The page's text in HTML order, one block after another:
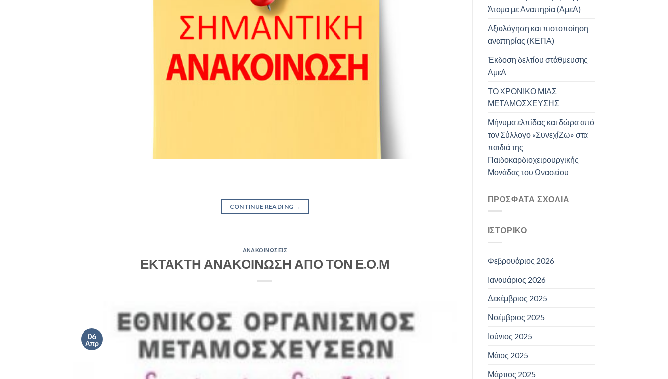
CONTINUE READING →
ΑΝΑΚΟΙΝΏΣΕΙΣ
ΕΚΤΑΚΤΗ ΑΝΑΚΟΙΝΩΣΗ ΑΠΟ ΤΟΝ Ε.Ο.Μ
06
Απρ
Άτομα με Αναπηρία (ΑμεΑ)
Αξιολόγηση και πιστοποίηση
αναπηρίας (ΚΕΠΑ)
Έκδοση δελτίου στάθμευσης
ΑμεΑ
ΤΟ ΧΡΟΝΙΚΟ ΜΙΑΣ
ΜΕΤΑΜΟΣΧΕΥΣΗΣ
Μήνυμα ελπίδας και δώρα από
τον Σύλλογο «ΣυνεχίΖω» στα
παιδιά της
Παιδοκαρδιοχειρουργικής
Μονάδας του Ωνασείου
ΠΡΌΣΦΑΤΑ ΣΧΌΛΙΑ
ΙΣΤΟΡΙΚΌ
Φεβρουάριος 2026
Ιανουάριος 2026
Δεκέμβριος 2025
Νοέμβριος 2025
Ιούνιος 2025
Μάιος 2025
Μάρτιος 2025